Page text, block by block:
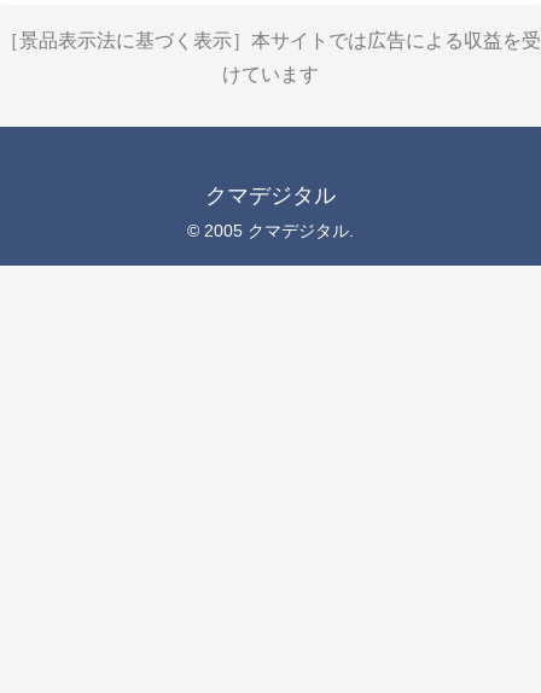
［景品表示法に基づく表示］本サイトでは広告による収益を受
けています
クマデジタル
© 2005 クマデジタル.